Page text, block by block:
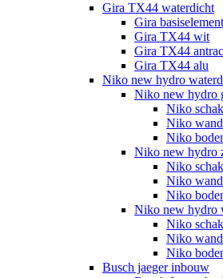
Gira TX44 waterdicht
Gira basiselement
Gira TX44 wit
Gira TX44
Gira TX44 alu
Niko new hydro
Niko new hydro
Niko
Niko
Niko
Niko new hydro
Niko
Niko
Niko
Niko new hydro
Niko
Niko
Niko
Busch jaeger inbouw